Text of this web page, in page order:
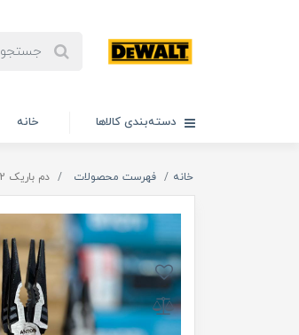
دسته‌بندی کالاها خانه
خانه فهرست محصولات دم باریک 2 کاره صنعتی 9 اینچی آنتون مدل 9A اصلی